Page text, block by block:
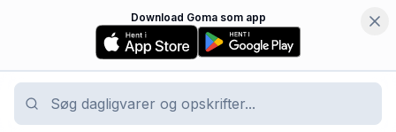
Download Goma som app